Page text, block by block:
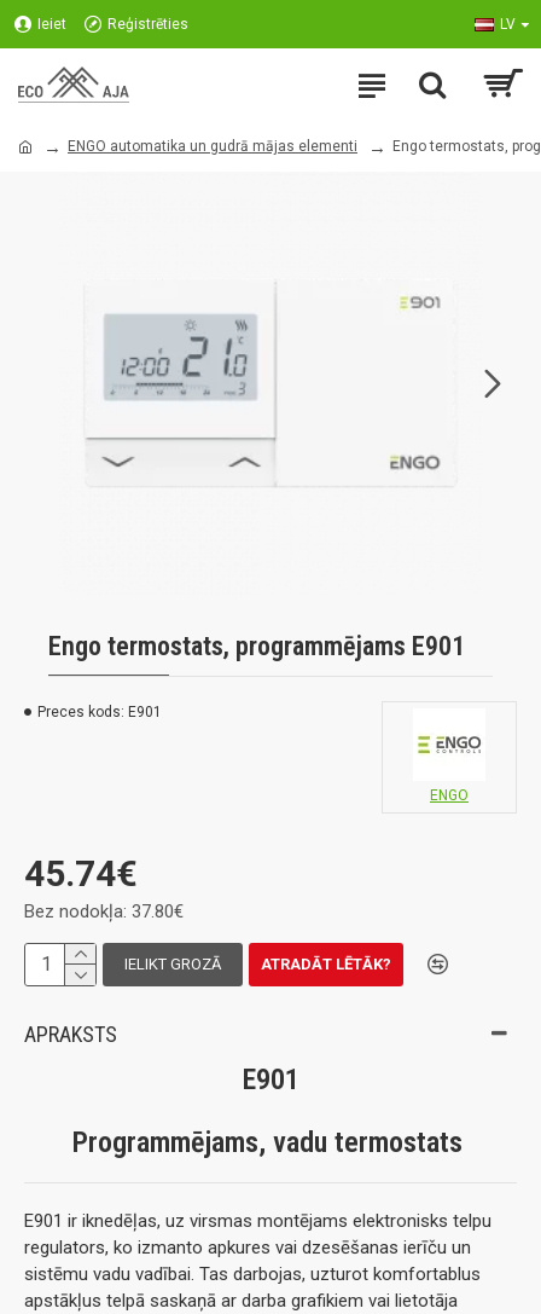
Ieiet Reģistrēties LV
ENGO automatika un gudrā mājas elementi Engo termostats,
Engo termostats, programmējams E901
Preces kods: E901
ENGO
45.74€
Bez nodokļa: 37.80€
IELIKT GROZĀ ATRADĀT LĒTĀK?
APRAKSTS
E901
Programmējams, vadu termostats
E901 ir iknedēļas, uz virsmas montējams elektronisks telpu
regulators, ko izmanto apkures vai dzesēšanas ierīču un
sistēmu vadu vadībai. Tas darbojas, uzturot komfortablus
apstākļus telpā saskaņā ar darba grafikiem vai lietotāja